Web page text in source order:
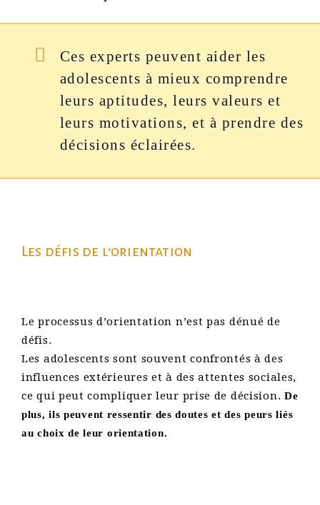
Ces experts peuvent aider les
adolescents à mieux comprendre
leurs aptitudes, leurs valeurs et
leurs motivations, et à prendre des
décisions éclairées.
Les défis de l’orientation
Le processus d’orientation n’est pas dénué de
défis.
Les adolescents sont souvent confrontés à des
influences extérieures et à des attentes sociales,
ce qui peut compliquer leur prise de décision. De
plus, ils peuvent ressentir des doutes et des peurs liés
au choix de leur orientation.